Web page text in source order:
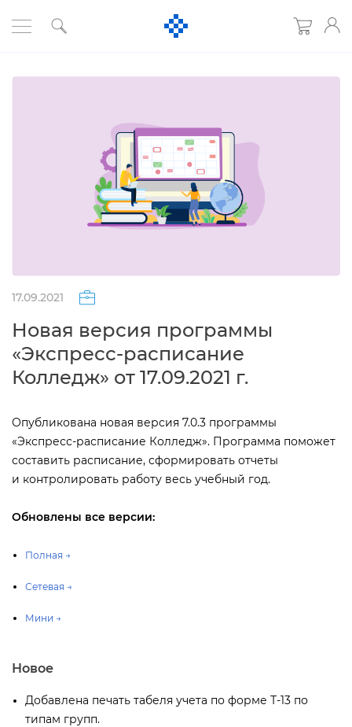
17.09.2021
Новая версия программы
«Экспресс-расписание
Колледж» от 17.09.2021 г.
Опубликована новая версия 7.0.3 программы
«Экспресс-расписание Колледж». Программа поможет
составить расписание, сформировать отчеты
и контролировать работу весь учебный год.
Обновлены все версии:
Полная →
Сетевая →
Мини →
Новое
Добавлена печать табеля учета по форме Т-13 по
типам групп.